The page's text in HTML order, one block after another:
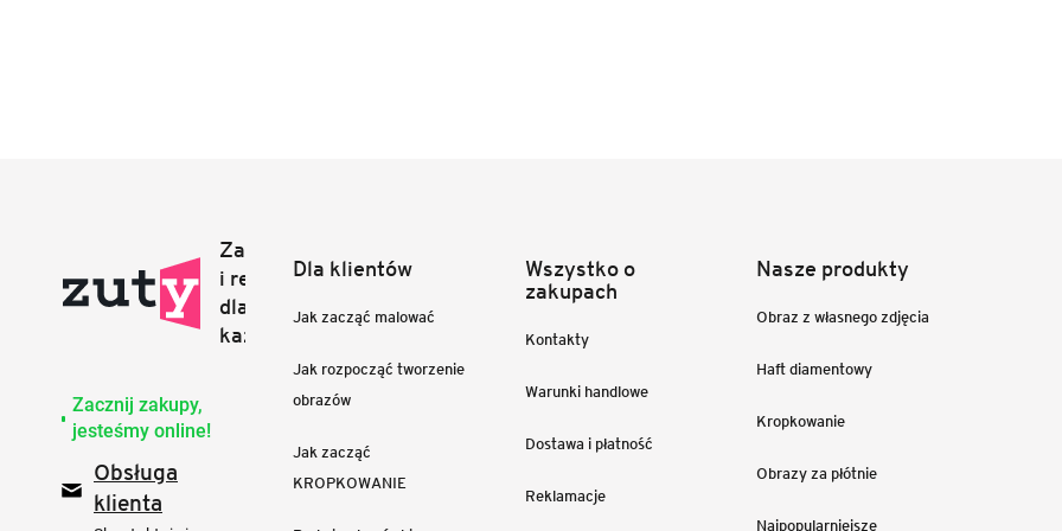
Zacznij zakupy,
jesteśmy online!
Obsługa
klienta
Dla klientów
Jak zacząć malować
Jak rozpocząć tworzenie
obrazów
Jak zacząć
KROPKOWANIE
Wszystko o
zakupach
Kontakty
Warunki handlowe
Dostawa i płatność
Reklamacje
Nasze produkty
Obraz z własnego zdjęcia
Haft diamentowy
Kropkowanie
Obrazy za płótnie
Najpopularniejsze